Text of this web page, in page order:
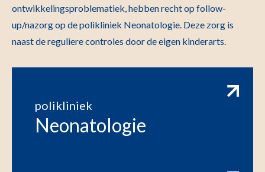
ontwikkelingsproblematiek, hebben recht op follow-
up/nazorg op de polikliniek Neonatologie. Deze zorg is
naast de reguliere controles door de eigen kinderarts.
polikliniek
Neonatologie